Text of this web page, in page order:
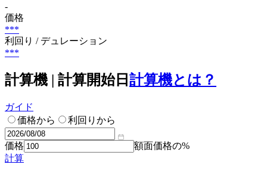
-
価格
***
利回り / デュレーション
***
計算機 | 計算開始日 計算機とは？
ガイド
価格から
利回りから
価格
額面価格の%
計算